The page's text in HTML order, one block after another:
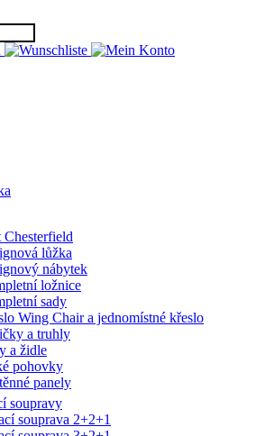
Chesterfield
lůžka
nábytek
ložnice
sady
Wing Chair a jednomístné křeslo
a truhly
a židle
pohovky
panely
soupravy
souprava 2+2+1